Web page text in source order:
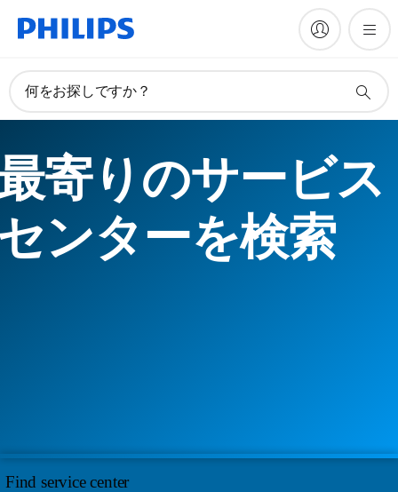
何をお探しですか？
寄りのサービス
ンターを検索
Find service center